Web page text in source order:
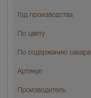
Год производства
По цвету
По содержанию сахара
Артикул
Производитель